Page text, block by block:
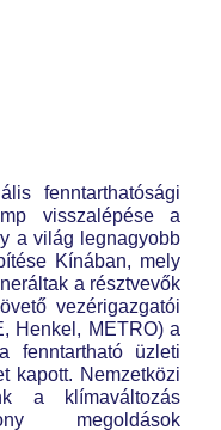
fenntarthatósági
visszalépése a
a világ legnagyobb
Kínában, mely
a résztvevők
vezérigazgatói
Henkel, METRO) a
fenntartható üzleti
kapott. Nemzetközi
a klímaváltozás
megoldások